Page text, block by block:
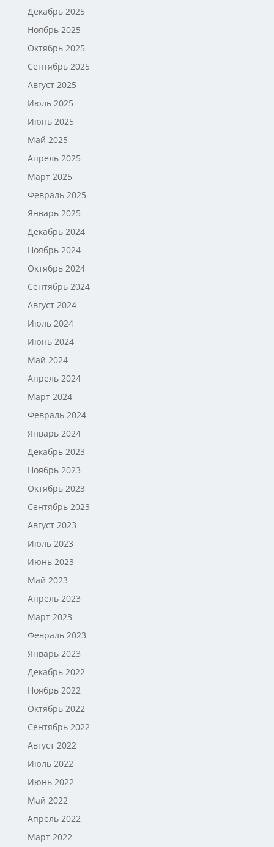
Декабрь 2025
Ноябрь 2025
Октябрь 2025
Сентябрь 2025
Август 2025
Июль 2025
Июнь 2025
Май 2025
Апрель 2025
Март 2025
Февраль 2025
Январь 2025
Декабрь 2024
Ноябрь 2024
Октябрь 2024
Сентябрь 2024
Август 2024
Июль 2024
Июнь 2024
Май 2024
Апрель 2024
Март 2024
Февраль 2024
Январь 2024
Декабрь 2023
Ноябрь 2023
Октябрь 2023
Сентябрь 2023
Август 2023
Июль 2023
Июнь 2023
Май 2023
Апрель 2023
Март 2023
Февраль 2023
Январь 2023
Декабрь 2022
Ноябрь 2022
Октябрь 2022
Сентябрь 2022
Август 2022
Июль 2022
Июнь 2022
Май 2022
Апрель 2022
Март 2022